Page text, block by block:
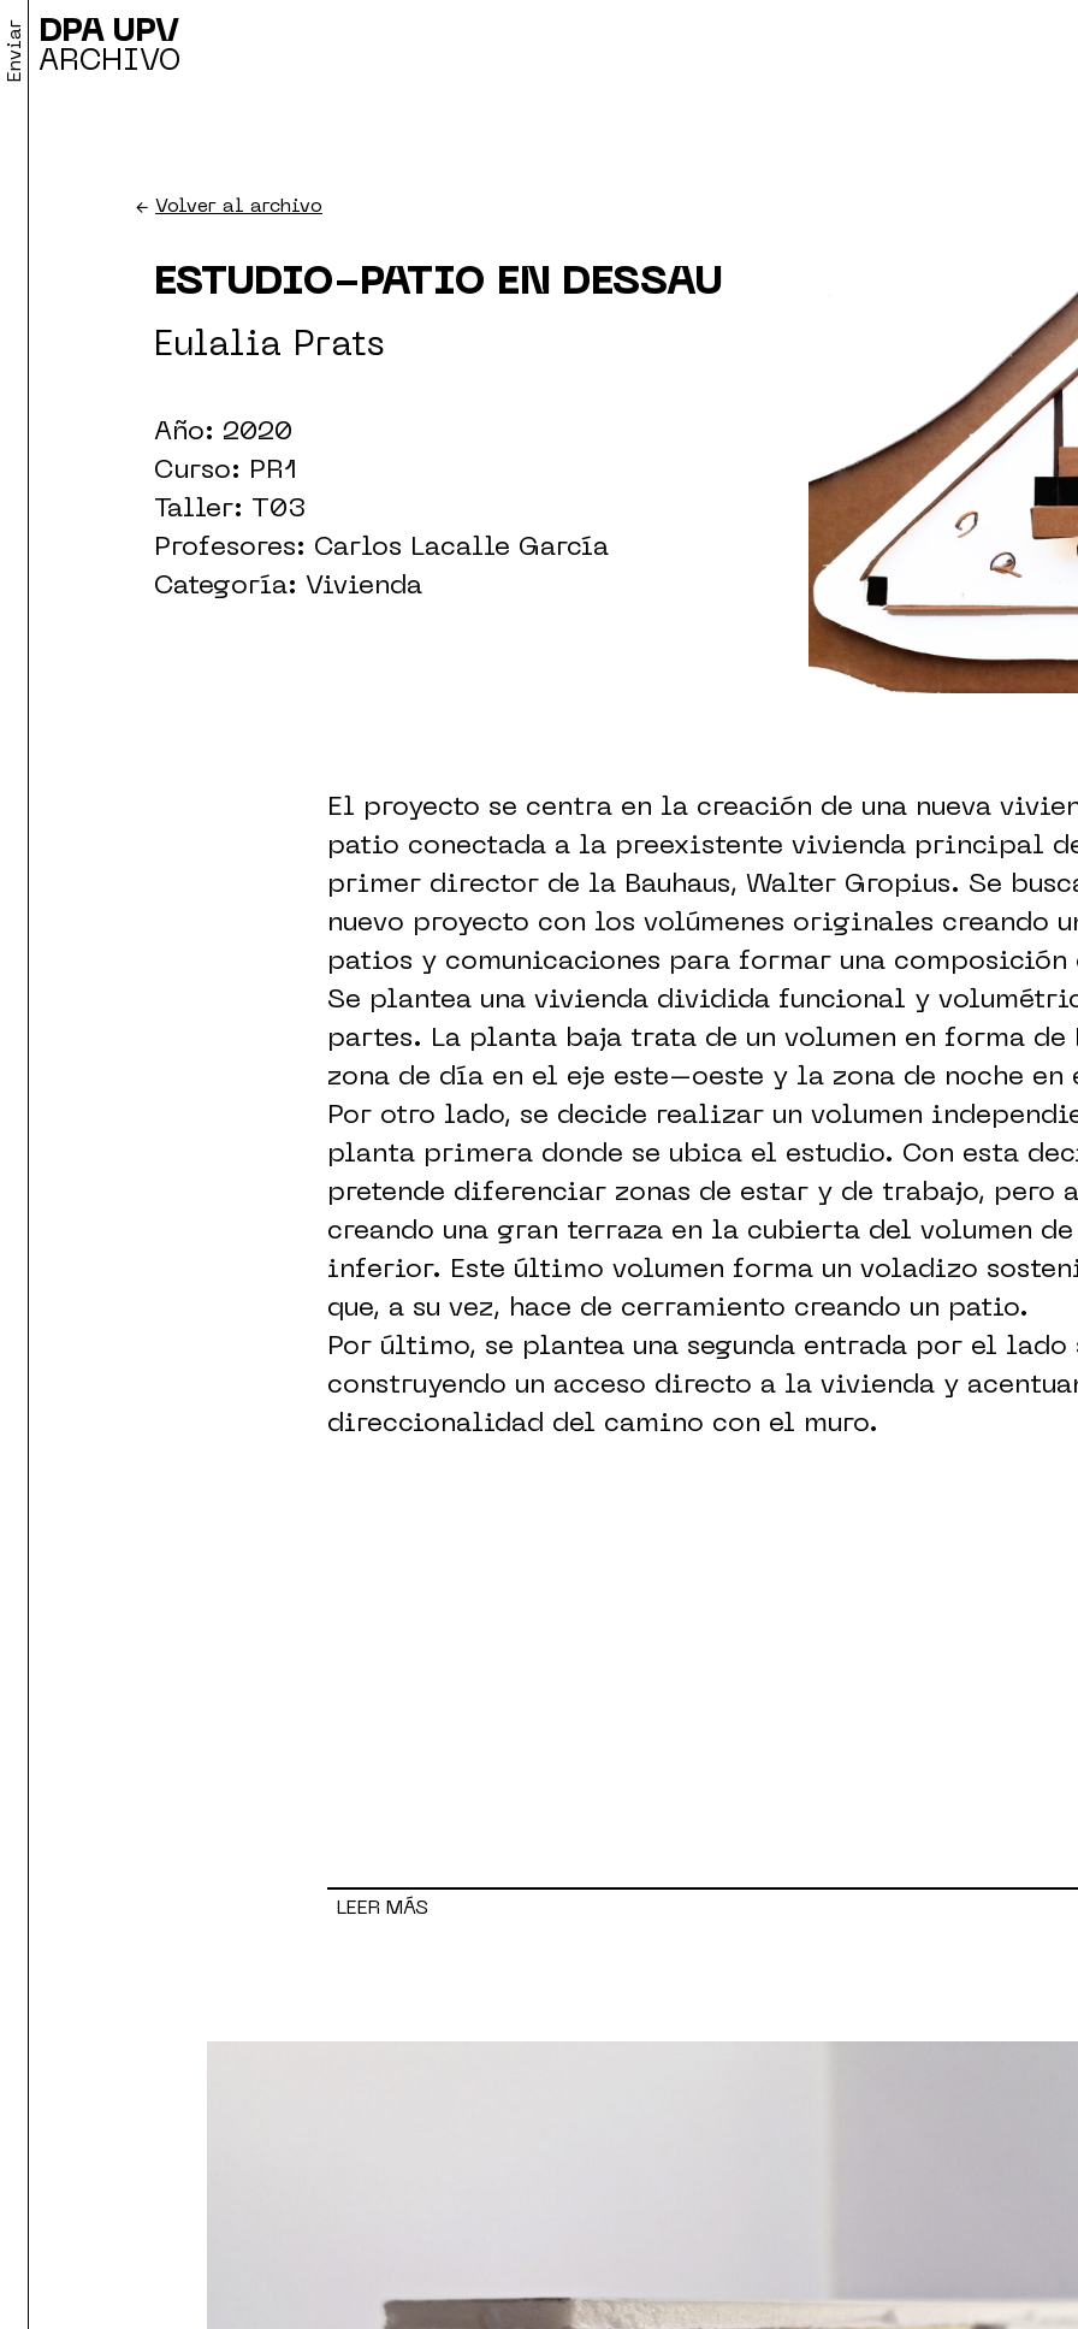
DPA UPV
ARCHIVO
Enviar
← Volver al archivo
ESTUDIO-PATIO EN DESSAU
Eulalia Prats
Año: 2020
Curso: PR1
Taller: T03
Profesores: Carlos Lacalle García
Categoría: Vivienda
El proyecto se centra en la creación de una nueva
patio conectada a la preexistente vivienda principal
primer director de la Bauhaus, Walter Gropius. Se
nuevo proyecto con los volúmenes originales creando
patios y comunicaciones para formar una composición
Se plantea una vivienda dividida funcional y
partes. La planta baja trata de un volumen en forma de
zona de día en el eje este–oeste y la zona de noche
Por otro lado, se decide realizar un volumen
planta primera donde se ubica el estudio. Con esta
pretende diferenciar zonas de estar y de trabajo, pero
creando una gran terraza en la cubierta del volumen
inferior. Este último volumen forma un voladizo
que, a su vez, hace de cerramiento creando un patio.
Por último, se plantea una segunda entrada por el lado
construyendo un acceso directo a la vivienda y
direccionalidad del camino con el muro.
LEER MÁS